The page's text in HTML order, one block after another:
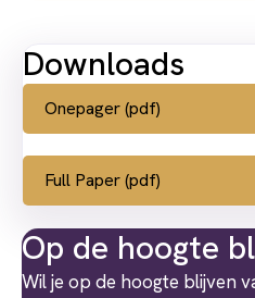
Downloads
Onepager (pdf)
Full Paper (pdf)
Op de hoogte
Wil je op de hoogte blijven